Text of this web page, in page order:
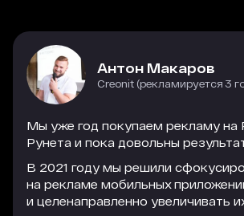
Антон Макаров
Creonit (рекламируется 3
Мы уже год покупаем рекламу на
Рунета и пока довольны
В 2021 году мы решили
на рекламе мобильных
и целенаправленно увеличивать